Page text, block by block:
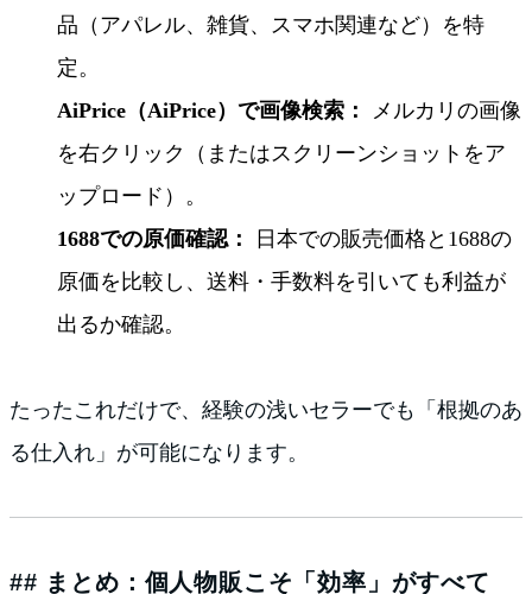
品（アパレル、雑貨、スマホ関連など）を特
定。
AiPrice（AiPrice）で画像検索：
メルカリの画像
を右クリック（またはスクリーンショットをア
ップロード）。
1688での原価確認：
日本での販売価格と1688の
原価を比較し、送料・手数料を引いても利益が
出るか確認。
たったこれだけで、経験の浅いセラーでも「根拠のあ
る仕入れ」が可能になります。
## まとめ：個人物販こそ「効率」がすべて